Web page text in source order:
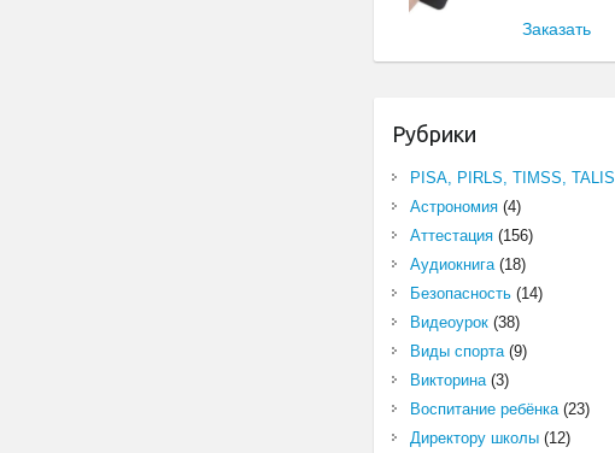
Заказать
Рубрики
PISA, PIRLS, TIMSS, TALIS
Астрономия(4)
Аттестация(156)
Аудиокнига(18)
Безопасность(14)
Видеоурок(38)
Виды спорта(9)
Викторина(3)
Воспитание ребёнка(23)
Директору школы(12)